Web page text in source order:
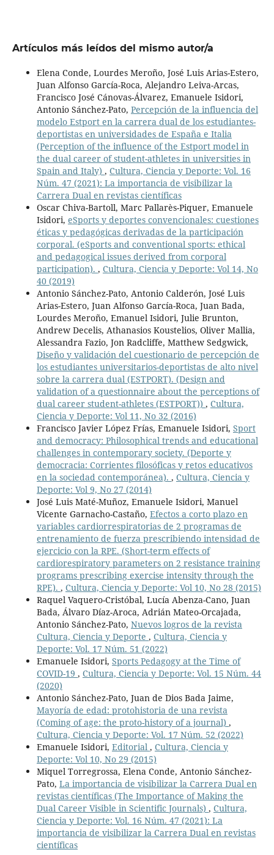
Artículos más leídos del mismo autor/a
Elena Conde, Lourdes Meroño, José Luis Arias-Estero,
Juan Alfonso García-Roca, Alejandro Leiva-Arcas,
Francisco José Cánovas-Álvarez, Emanuele Isidori,
Antonio Sánchez-Pato, Percepción de la influencia del
modelo Estport en la carrera dual de los estudiantes-
deportistas en universidades de España e Italia
(Perception of the influence of the Estport model in
the dual career of student-athletes in universities in
Spain and Italy) , Cultura, Ciencia y Deporte: Vol. 16
Núm. 47 (2021): La importancia de visibilizar la
Carrera Dual en revistas científicas
Oscar Chiva-Bartoll, Marc Pallarès-Piquer, Emanuele
Isidori, eSports y deportes convencionales: cuestiones
éticas y pedagógicas derivadas de la participación
corporal. (eSports and conventional sports: ethical
and pedagogical issues derived from corporal
participation). , Cultura, Ciencia y Deporte: Vol 14, No
40 (2019)
Antonio Sánchez-Pato, Antonio Calderón, José Luis
Arias-Estero, Juan Alfonso García-Roca, Juan Bada,
Lourdes Meroño, Emanuel Isidori, Julie Brunton,
Andrew Decelis, Athanasios Koustelios, Oliver Mallia,
Alessandra Fazio, Jon Radcliffe, Matthew Sedgwick,
Diseño y validación del cuestionario de percepción de
los estudiantes universitarios-deportistas de alto nivel
sobre la carrera dual (ESTPORT). (Design and
validation of a questionnaire about the perceptions of
dual career student-athletes (ESTPORT)) , Cultura,
Ciencia y Deporte: Vol 11, No 32 (2016)
Francisco Javier López Frías, Emanuele Isidori, Sport
and democracy: Philosophical trends and educational
challenges in contemporary society. (Deporte y
democracia: Corrientes filosóficas y retos educativos
en la sociedad contemporánea). , Cultura, Ciencia y
Deporte: Vol 9, No 27 (2014)
José Luis Maté-Muñoz, Emanuele Isidori, Manuel
Vicente Garnacho-Castaño, Efectos a corto plazo en
variables cardiorrespiratorias de 2 programas de
entrenamiento de fuerza prescribiendo intensidad de
ejercicio con la RPE. (Short-term effects of
cardiorespiratory parameters on 2 resistance training
programs prescribing exercise intensity through the
RPE). , Cultura, Ciencia y Deporte: Vol 10, No 28 (2015)
Raquel Vaquero-Cristóbal, Lucía Abenza-Cano, Juan
Bada, Álvaro Díaz-Aroca, Adrián Mateo-Orcajada,
Antonio Sánchez-Pato, Nuevos logros de la revista
Cultura, Ciencia y Deporte , Cultura, Ciencia y
Deporte: Vol. 17 Núm. 51 (2022)
Emanuele Isidori, Sports Pedagogy at the Time of
COVID-19 , Cultura, Ciencia y Deporte: Vol. 15 Núm. 44
(2020)
Antonio Sánchez-Pato, Juan de Dios Bada Jaime,
Mayoría de edad: protohistoria de una revista
(Coming of age: the proto-history of a journal) ,
Cultura, Ciencia y Deporte: Vol. 17 Núm. 52 (2022)
Emanuele Isidori, Editorial , Cultura, Ciencia y
Deporte: Vol 10, No 29 (2015)
Miquel Torregrossa, Elena Conde, Antonio Sánchez-
Pato, La importancia de visibilizar la Carrera Dual en
revistas científicas (The Importance of Making the
Dual Career Visible in Scientific Journals) , Cultura,
Ciencia y Deporte: Vol. 16 Núm. 47 (2021): La
importancia de visibilizar la Carrera Dual en revistas
científicas